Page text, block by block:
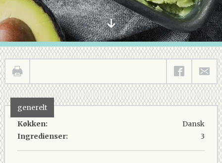
generelt
Køkken:
Ingredienser:
Dansk
3